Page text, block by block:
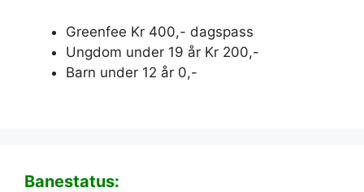
Greenfee Kr 400,- dagspass
Ungdom under 19 år Kr 200,-
Barn under 12 år 0,-
Banestatus: